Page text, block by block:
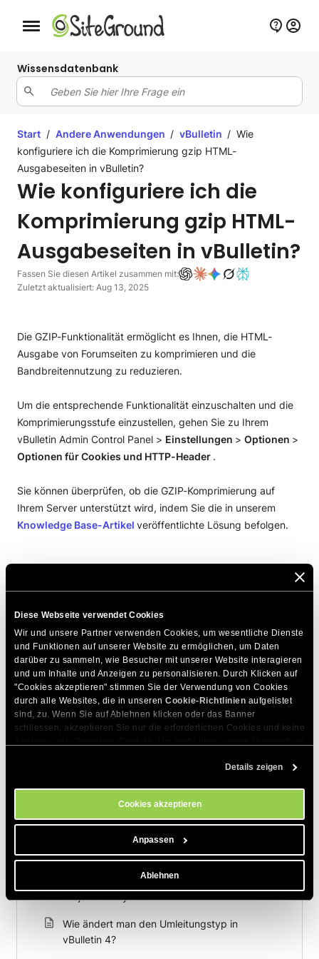
Diese Webseite verwendet Cookies
Wir und unsere Partner verwenden Cookies, um wesentliche Dienste
und Funktionen auf unserer Website zu ermöglichen, um Daten
darüber zu sammeln, wie Besucher mit unserer Website interagieren
und um Inhalte und Anzeigen zu personalisieren. Durch Klicken auf
"Cookies akzeptieren" stimmen Sie der Verwendung von Cookies
durch alle Websites, die in unseren Cookie-Richtlinien aufgelistet
sind, zu. Wenn Sie auf Ablehnen klicken oder das Banner
schliessen, akzeptieren Sie nur die erforderlichen Cookies und keine
. Sie können Ihre Cookie-Einstellungen jederzeit im
Details zeigen
Cookies akzeptieren
Anpassen
Ablehnen
Schaltfläche Mobile Navigation
Wissensdatenbank
Start / Andere Anwendungen / vBulletin / Wie
konfiguriere ich die Komprimierung gzip HTML-
Ausgabeseiten in vBulletin?
Wie konfiguriere ich die
Komprimierung gzip HTML-
Ausgabeseiten in vBulletin?
Fassen Sie diesen Artikel zusammen mit:
Zuletzt aktualisiert: Aug 13, 2025
Die GZIP-Funktionalität ermöglicht es Ihnen, die HTML-
Ausgabe von Forumseiten zu komprimieren und die
Bandbreitennutzung zu reduzieren.
Um die entsprechende Funktionalität einzuschalten und die
Komprimierungsstufe einzustellen, gehen Sie zu Ihrem
vBulletin Admin Control Panel > Einstellungen > Optionen >
Optionen für Cookies und HTTP-Header .
Sie können überprüfen, ob die GZIP-Komprimierung auf
Ihrem Server unterstützt wird, indem Sie die in unserem
Knowledge Base-Artikel veröffentlichte Lösung befolgen.
Zum Thema Passende Artikel
Wie kann ich private Benachrichtigungen für
vBulletin-Benutzer aktivieren?
nicht registrierte Benutzer?
Der Dateidownload in vBulletin wird nicht
abgeschlossen
Blockieren Sie Spammer in vBulletin durch das
Wie ändert man den Umleitungstyp in
vBulletin 4?